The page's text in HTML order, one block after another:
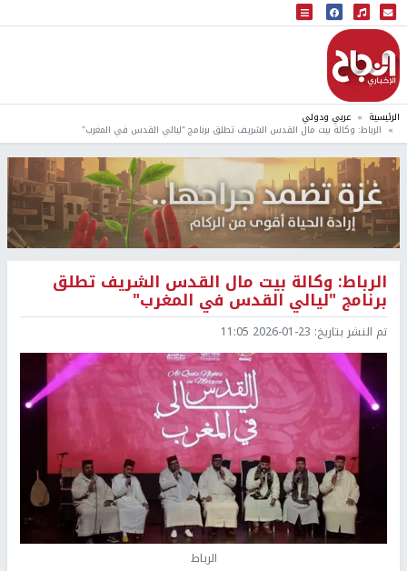
البث المباشر
إذاعة النجاح
الرئيسية عربي ودولي
الرباط: وكالة بيت مال القدس الشريف تطلق برنامج "ليالي القدس في المغرب"
الرباط: وكالة بيت مال القدس الشريف تطلق
برنامج "ليالي القدس في المغرب"
تم النشر بتاريخ: 2026-01-23 11:05
الرباط